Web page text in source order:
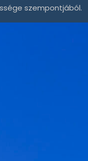
szempontjából.